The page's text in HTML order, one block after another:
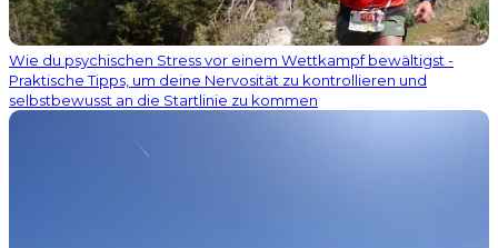
Wie du psychischen Stress vor einem Wettkampf bewältigst -
Praktische Tipps, um deine Nervosität zu kontrollieren und
selbstbewusst an die Startlinie zu kommen